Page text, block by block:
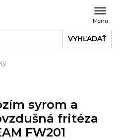
Menu
VYHĽADAŤ
syrom a
fritéza
FW201